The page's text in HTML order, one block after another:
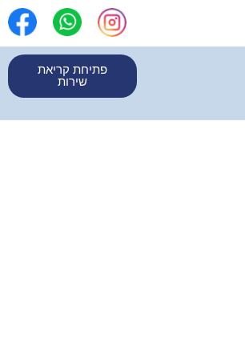
פתיחת קריאת
שירות